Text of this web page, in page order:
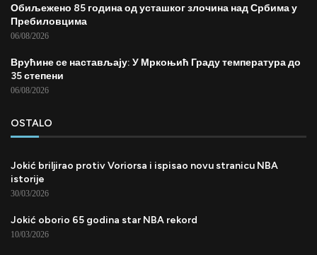
Обиљежено 85 година од усташког злочина над Србима у
Пребиловцима
06/08/2026
Врућине се настављају: У Мркоњић Граду температура до
35 степени
06/08/2026
OSTALO
Jokić briljirao protiv Voriorsa i ispisao novu stranicu NBA
istorije
30/03/2026
Jokić oborio 65 godina star NBA rekord
10/03/2026